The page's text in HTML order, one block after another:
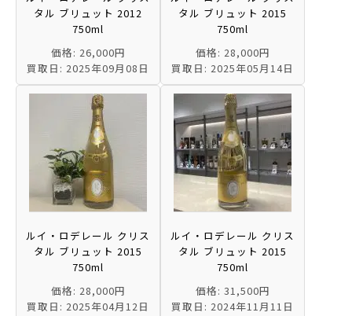
タル ブリュット 2012
750ml
価格: 26,000円
買取日: 2025年09月08日
タル ブリュット 2015
750ml
価格: 28,000円
買取日: 2025年05月14日
ルイ・ロデレール クリス
タル ブリュット 2015
750ml
価格: 28,000円
買取日: 2025年04月12日
ルイ・ロデレール クリス
タル ブリュット 2015
750ml
価格: 31,500円
買取日: 2024年11月11日